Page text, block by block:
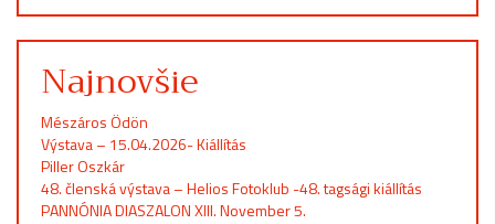
Najnovšie
Mészáros Ödön
Výstava – 15.04.2026- Kiállítás
Piller Oszkár
48. členská výstava – Helios Fotoklub -48. tagsági kiállítás
PANNÓNIA DIASZALON XIII. November 5.